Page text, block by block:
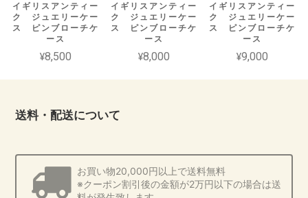
イギリスアンティー
ク ジュエリーケー
ス ピンブローチケ
ース
¥8,500
イギリスアンティー
ク ジュエリーケー
ス ピンブローチケ
ース
¥8,000
イギリスアンティー
ク ジュエリーケー
ス ピンブローチケ
ース
¥9,000
送料・配送について
お買い物20,000円以上で送料無料
※クーポン割引後の金額が2万円以下の場合は送